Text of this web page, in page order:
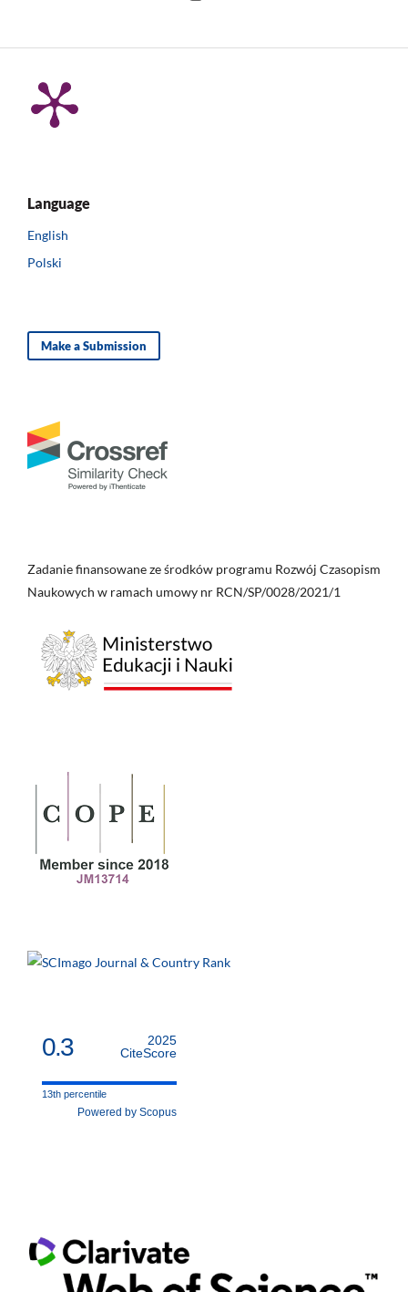
Language
English
Polski
Make a Submission
Zadanie finansowane ze środków programu Rozwój Czasopism
Naukowych w ramach umowy nr RCN/SP/0028/2021/1
0.3
2025
CiteScore
13th percentile
Powered by Scopus